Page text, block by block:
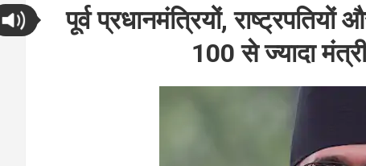
पूर्व प्रधानमंत्रियों,
100 से ज्यादा